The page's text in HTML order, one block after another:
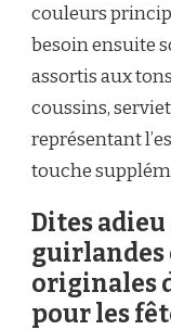
couleurs
besoin ensuite
assortis aux
coussins,
représentant
touche
Dites
guirlandes
originales
pour les